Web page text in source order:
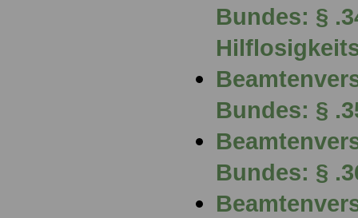
Bundes: §
Bundes: §
Bundes: §